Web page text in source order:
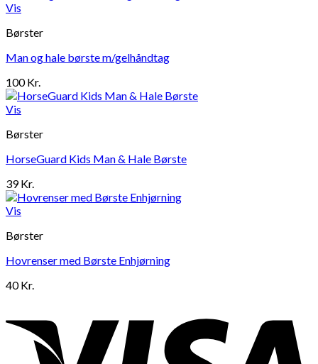
Vis
Børster
Man og hale børste m/gelhåndtag
100Kr.
Vis
Børster
HorseGuard Kids Man & Hale Børste
39Kr.
Vis
Børster
Hovrenser med Børste Enhjørning
40Kr.